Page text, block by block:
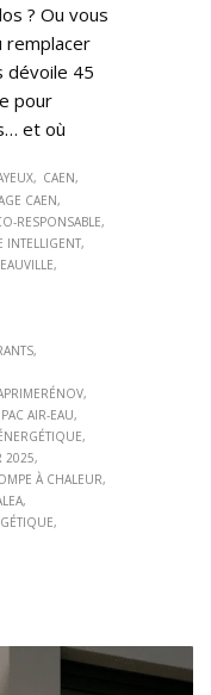
? Ou vous
remplacer
dévoile 45
pour
et où
CAEN
CAEN
RESPONSABLE
INTELLIGENT
PAC AIR-EAU
2025
À CHALEUR